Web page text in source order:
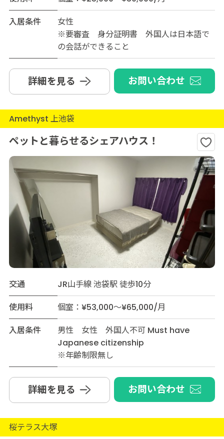
入居条件
女性
※要審査 身分証明書 外国人は日本語で
の会話ができること
詳細を見る お問い合わせ
Amethyst 上池袋
ペットと暮らせるシェアハウス！
交通
JR山手線 池袋駅 徒歩10分
使用料
個室：¥53,000～¥65,000/月
入居条件
男性 女性 外国人不可 Must have
Japanese citizenship
※年齢制限無し
詳細を見る お問い合わせ
桜テラス大塚